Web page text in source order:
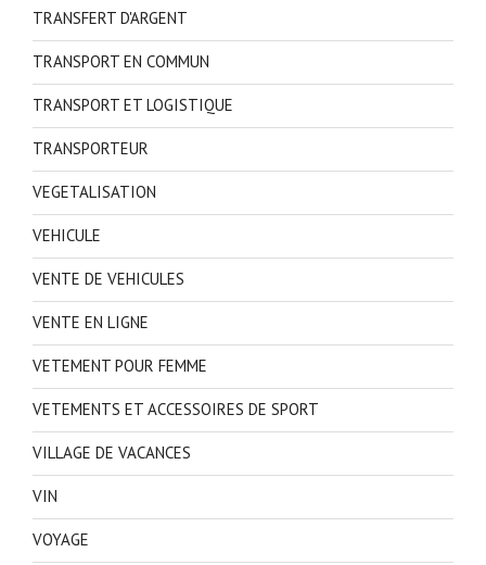
TRANSFERT D'ARGENT
TRANSPORT EN COMMUN
TRANSPORT ET LOGISTIQUE
TRANSPORTEUR
VEGETALISATION
VEHICULE
VENTE DE VEHICULES
VENTE EN LIGNE
VETEMENT POUR FEMME
VETEMENTS ET ACCESSOIRES DE SPORT
VILLAGE DE VACANCES
VIN
VOYAGE